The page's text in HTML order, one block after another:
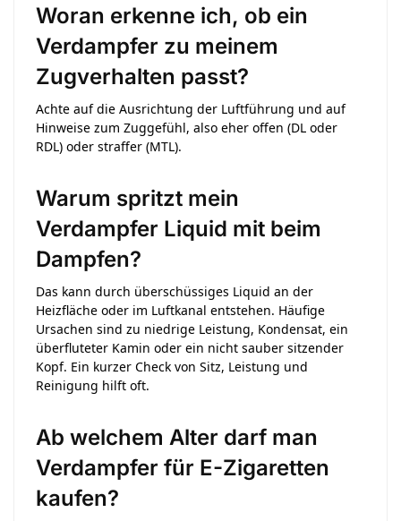
Woran erkenne ich, ob ein
Verdampfer zu meinem
Zugverhalten passt?
Achte auf die Ausrichtung der Luftführung und auf
Hinweise zum Zuggefühl, also eher offen (DL oder
RDL) oder straffer (MTL).
Warum spritzt mein
Verdampfer Liquid mit beim
Dampfen?
Das kann durch überschüssiges Liquid an der
Heizfläche oder im Luftkanal entstehen. Häufige
Ursachen sind zu niedrige Leistung, Kondensat, ein
überfluteter Kamin oder ein nicht sauber sitzender
Kopf. Ein kurzer Check von Sitz, Leistung und
Reinigung hilft oft.
Ab welchem Alter darf man
Verdampfer für E-Zigaretten
kaufen?